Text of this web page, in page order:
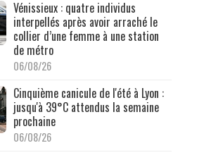
Vénissieux : quatre individus
interpellés après avoir arraché le
collier d’une femme à une station
de métro
06/08/26
Cinquième canicule de l'été à Lyon :
jusqu'à 39°C attendus la semaine
prochaine
06/08/26